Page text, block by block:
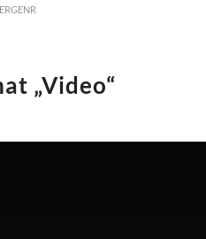
„Video“